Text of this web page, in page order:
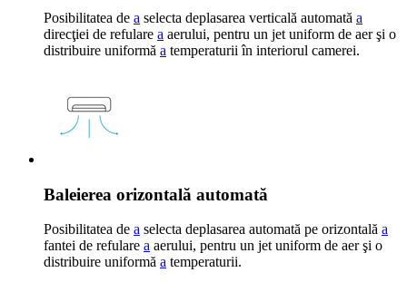
Posibilitatea de a selecta deplasarea verticală automată a
direcţiei de refulare a aerului, pentru un jet uniform de aer şi o
distribuire uniformă a temperaturii în interiorul camerei.
Baleierea orizontală automată
Posibilitatea de a selecta deplasarea automată pe orizontală a
fantei de refulare a aerului, pentru un jet uniform de aer şi o
distribuire uniformă a temperaturii.